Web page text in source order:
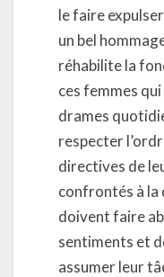
le faire
un bel
réhabilite la
ces femmes
drames
respecter
directives de
confrontés à la
doivent faire
sentiments et
assumer leur